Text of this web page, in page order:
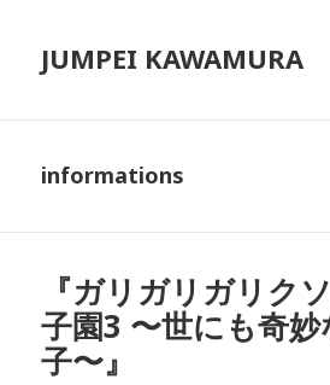
JUMPEI KAWAMURA
informations
『ガリガリガリク
子園3 〜世にも奇
子〜』